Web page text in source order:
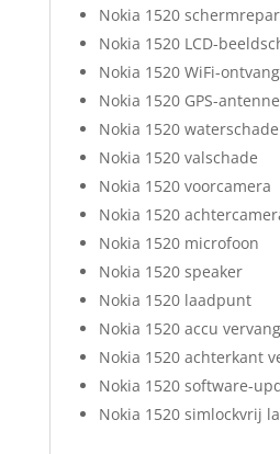
Nokia 1520
Nokia 1520 LCD-
Nokia 1520 WiFi-
Nokia 1520 GPS-antenne
Nokia 1520 waterschade
Nokia 1520 valschade
Nokia 1520 voorcamera
Nokia 1520
Nokia 1520 microfoon
Nokia 1520 speaker
Nokia 1520 laadpunt
Nokia 1520 accu
Nokia 1520 achterkant
Nokia 1520 software-
Nokia 1520 simlockvrij